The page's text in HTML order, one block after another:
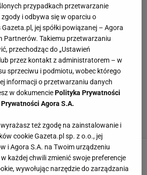
przeszła metamorfozę z Avanti24
na WOŚP. Efekt? "Wygląda jak
Anna Dymna"!
przypadkach przetwarzanie
i odbywa się w oparciu o
jej spółki powiązanej – Agora
Partnerów. Takiemu przetwarzaniu
przechodząc do „Ustawień
przez kontakt z administratorem – w
sprzeciwu i podmiotu, wobec którego
informacji o przetwarzaniu danych
w dokumenciePolityka Prywatności
Agora S.A.
wyrażasz też zgodę na zainstalowanie i
cookie Gazeta.pl sp. z o.o., jej
i Agora S.A. na Twoim urządzeniu
każdej chwili zmienić swoje preferencje
wywołując narzędzie do zarządzania